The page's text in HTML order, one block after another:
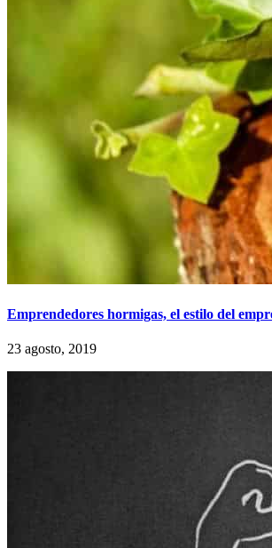
Emprendedores hormigas, el estilo del
23 agosto, 2019